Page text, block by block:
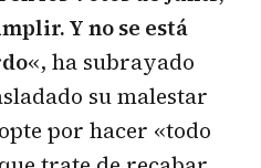
Y no se está
«, ha subrayado
su malestar
por hacer «todo